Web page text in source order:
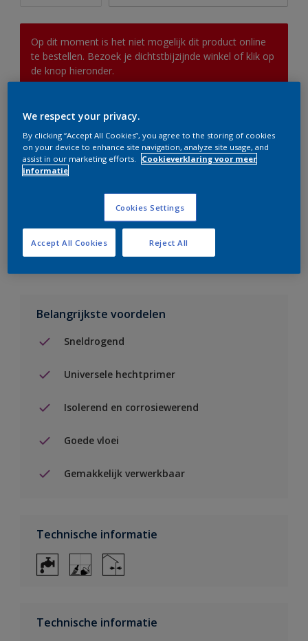
Op dit moment is het niet mogelijk dit product online
te bestellen. Bezoek je dichtstbijzijnde winkel of klik op
de knop hieronder.
Boodschappenlijst
Vind een verkooppunt
Voeg toe aan project
Zie kleur in de Sikkens Visualizer App
Belangrijkste voordelen
Sneldrogend
Universele hechtprimer
Isolerend en corrosiewerend
Goede vloei
Gemakkelijk verwerkbaar
Technische informatie
Technische informatie
We respect your privacy.
By clicking “Accept All Cookies”, you agree to the storing of cookies
on your device to enhance site navigation, analyze site usage, and
assist in our marketing efforts.
Cookieverklaring voor meer
informatie
Cookies Settings
Reject All
Accept All Cookies